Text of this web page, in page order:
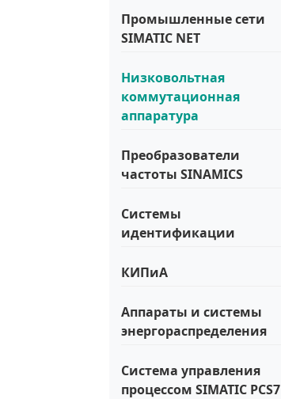
Промышленные сети
SIMATIC NET
Низковольтная
коммутационная
аппаратура
Преобразователи
частоты SINAMICS
Системы
идентификации
КИПиА
Аппараты и системы
энергораспределения
Система управления
процессом SIMATIC PCS7